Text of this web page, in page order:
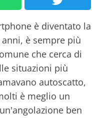
è diventato la
è sempre più
che cerca di
situazioni più
autoscatto,
è meglio un
ben